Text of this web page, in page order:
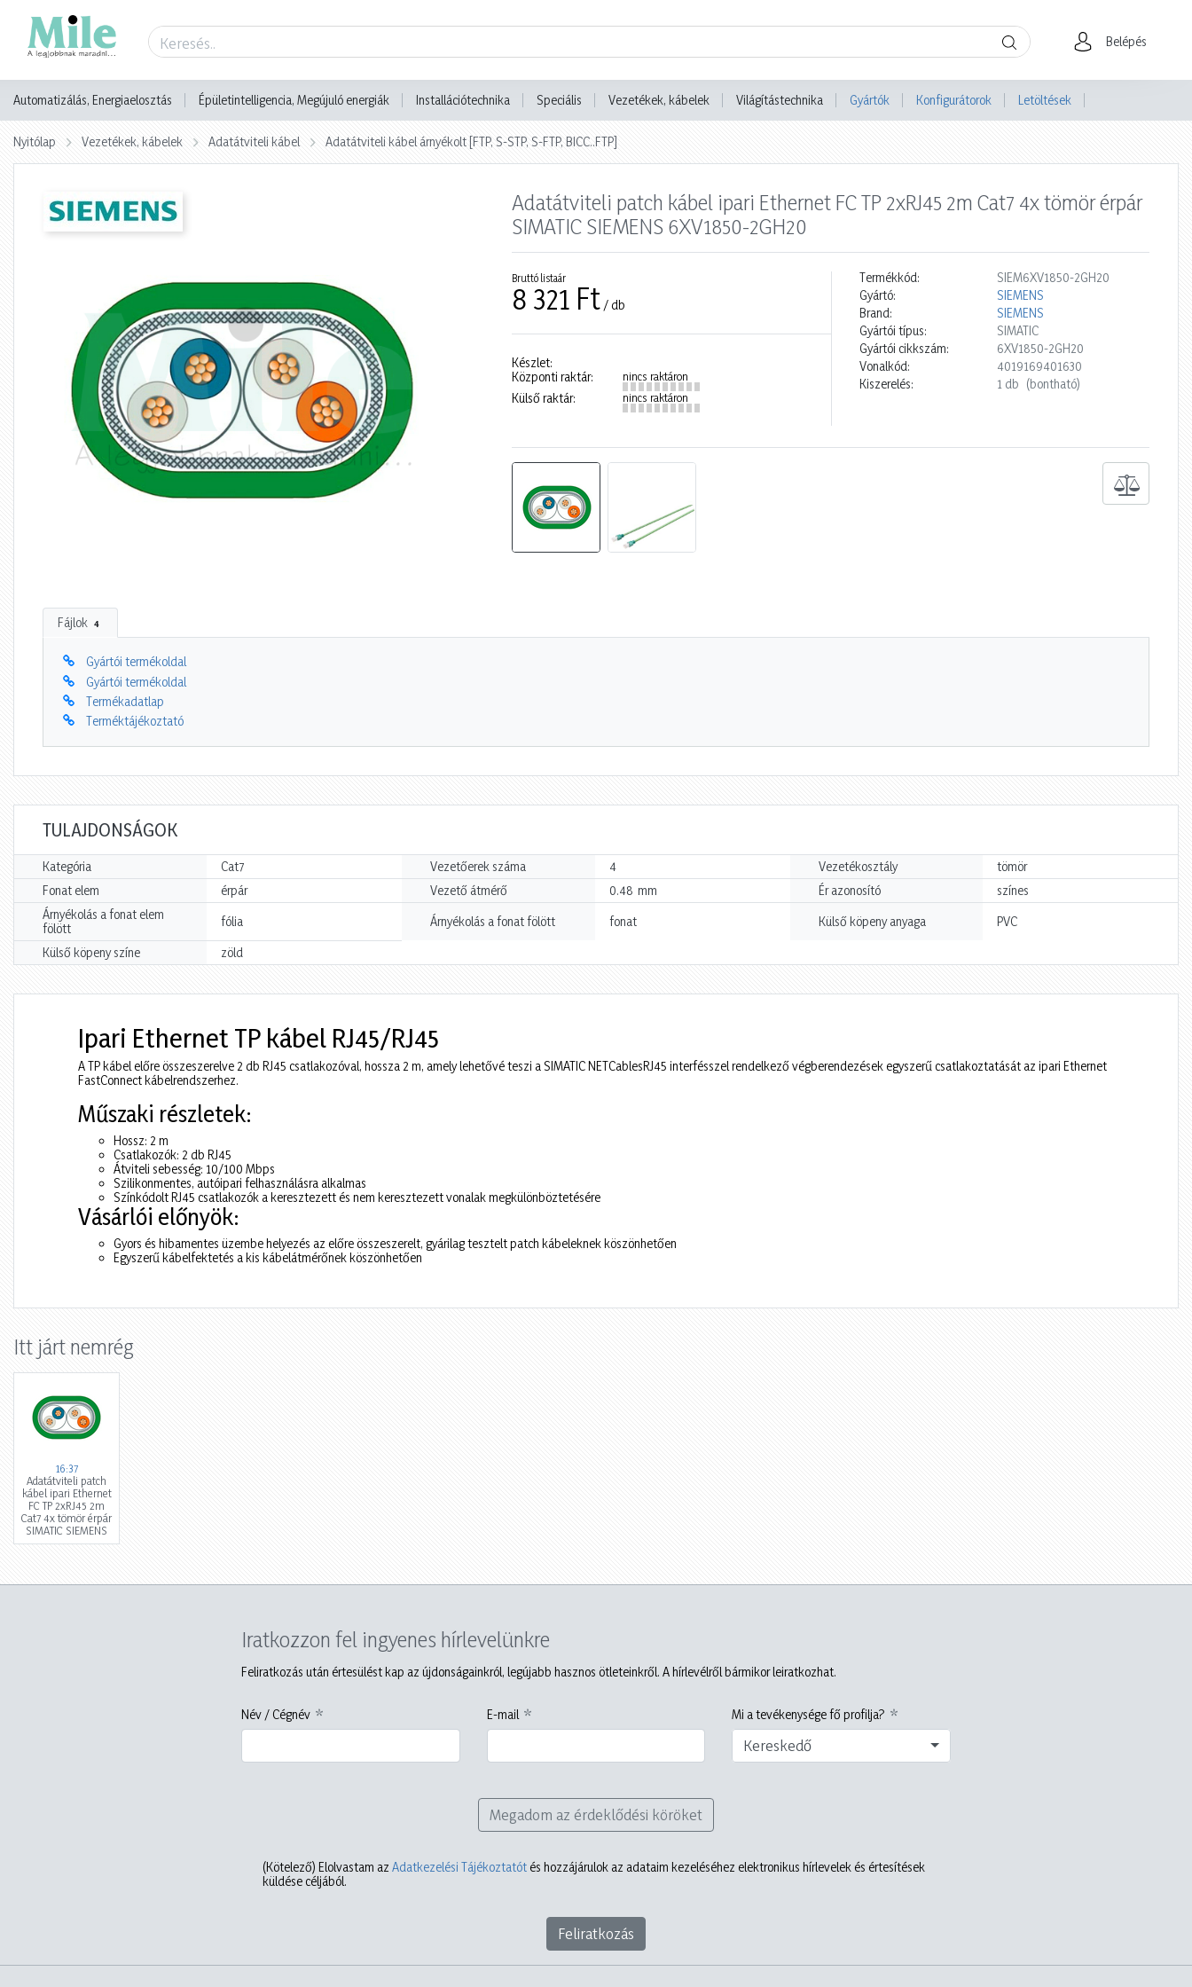
Belépés
Automatizálás, Energiaelosztás Épületintelligencia, Megújuló energiák Installációtechnika Speciális Vezetékek, kábelek Világítástechnika Gyártók Konfigurátorok Letöltések
Nyitólap Vezetékek, kábelek Adatátviteli kábel Adatátviteli kábel árnyékolt [FTP, S-STP, S-FTP, BICC..FTP]
Adatátviteli patch kábel ipari Ethernet FC TP 2xRJ45 2m Cat7 4x tömör érpár
SIMATIC SIEMENS 6XV1850-2GH20
Bruttó listaár
8 321 Ft / db
Készlet:
Központi raktár:
nincs raktáron
Külső raktár: nincs raktáron
Termékkód:
SIEM6XV1850-2GH20
Gyártó:
SIEMENS
Brand:
SIEMENS
Gyártói típus:
SIMATIC
Gyártói cikkszám:
6XV1850-2GH20
Vonalkód:
4019169401630
Kiszerelés:
1 db (bontható)
Fájlok 4
Gyártói termékoldal
Gyártói termékoldal
Termékadatlap
Terméktájékoztató
TULAJDONSÁGOK
Kategória Cat7 Vezetőerek száma 4 Vezetékosztály
tömör
Fonat elem
érpár Vezető átmérő 0.48 mm Ér azonosító
színes
Árnyékolás a fonat elem
fölött
fólia Árnyékolás a fonat fölött fonat Külső köpeny anyaga PVC
Külső köpeny színe zöld
Ipari Ethernet TP kábel RJ45/RJ45
A TP kábel előre összeszerelve 2 db RJ45 csatlakozóval, hossza 2 m, amely lehetővé teszi a SIMATIC NETCablesRJ45 interfésszel rendelkező végberendezések egyszerű csatlakoztatását az ipari Ethernet
FastConnect kábelrendszerhez.
Műszaki részletek:
Hossz: 2 m
Csatlakozók: 2 db RJ45
Átviteli sebesség: 10/100 Mbps
Szilikonmentes, autóipari felhasználásra alkalmas
Színkódolt RJ45 csatlakozók a keresztezett és nem keresztezett vonalak megkülönböztetésére
Vásárlói előnyök:
Gyors és hibamentes üzembe helyezés az előre összeszerelt, gyárilag tesztelt patch kábeleknek köszönhetően
Egyszerű kábelfektetés a kis kábelátmérőnek köszönhetően
Itt járt nemrég
16:37
Adatátviteli patch
kábel ipari Ethernet
FC TP 2xRJ45 2m
Cat7 4x tömör érpár
SIMATIC SIEMENS
Iratkozzon fel ingyenes hírlevelünkre
Feliratkozás után értesülést kap az újdonságainkról, legújabb hasznos ötleteinkről. A hírlevélről bármikor leiratkozhat.
Név / Cégnév E-mail Mi a tevékenysége fő profilja?
Kereskedő
Megadom az érdeklődési köröket
(Kötelező) Elolvastam az Adatkezelési Tájékoztatót és hozzájárulok az adataim kezeléséhez elektronikus hírlevelek és értesítések
küldése céljából.
Feliratkozás
Termék adatlap